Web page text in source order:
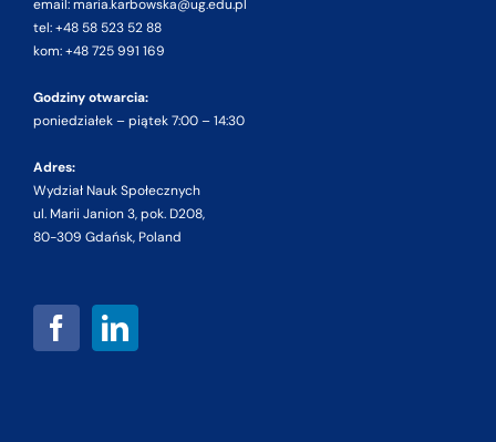
email: maria.karbowska@ug.edu.pl
tel: +48 58 523 52 88
kom: +48 725 991 169
Godziny otwarcia:
poniedziałek – piątek 7:00 – 14:30
Adres:
Wydział Nauk Społecznych
ul. Marii Janion 3, pok. D208,
80-309 Gdańsk, Poland